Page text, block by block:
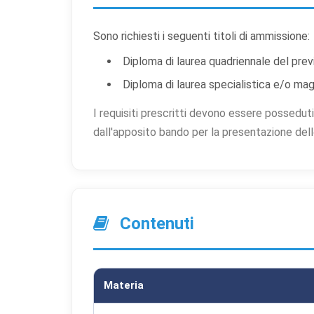
Sono richiesti i seguenti titoli di ammissione:
Diploma di laurea quadriennale del
Diploma di laurea specialistica e/o
I requisiti prescritti devono essere
dall'apposito bando per la presentazione
Contenuti
Materia
Scegli
o